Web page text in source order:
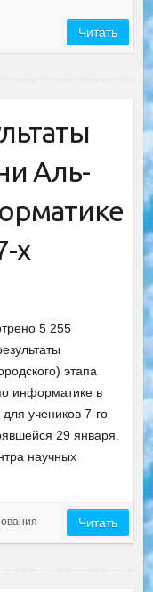
Читать
Аль-
х
5 255
этапа
информатике в
учеников 7-го
29 января.
научных
Читать